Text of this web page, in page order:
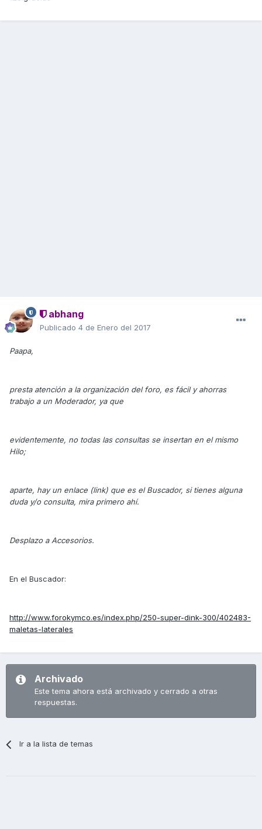
abhang
Publicado 4 de Enero del 2017
Paapa,
presta atención a la organización del foro, es fácil y ahorras
trabajo a un Moderador, ya que
evidentemente, no todas las consultas se insertan en el mismo
Hilo;
aparte, hay un enlace (link) que es el Buscador, si tienes alguna
duda y/o consulta, mira primero ahí.
Desplazo a Accesorios.
En el Buscador:
http://www.forokymco.es/index.php/250-super-dink-300/402483-
maletas-laterales
Archivado
Este tema ahora está archivado y cerrado a otras
respuestas.
Ir a la lista de temas